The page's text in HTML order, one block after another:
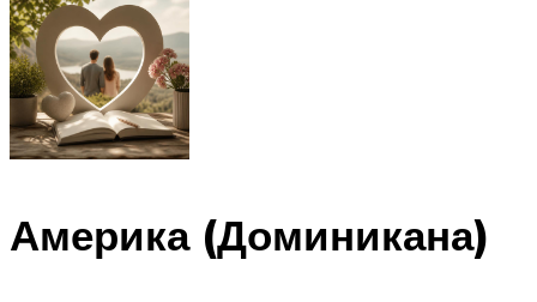
Америка (Доминикана)